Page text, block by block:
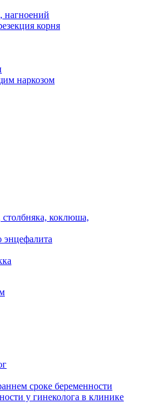
нагноений
корня
наркозом
коклюша,
энцефалита
сроке беременности
у гинеколога в клинике